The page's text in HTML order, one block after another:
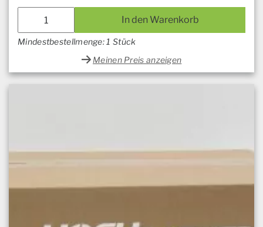
In den Warenkorb
Mindestbestellmenge: 1 Stück
Meinen Preis anzeigen